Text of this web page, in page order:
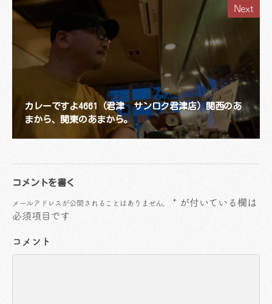
Next
カレーですよ4661（君津 サンロク君津店）関西のあ
まから、関東のあまから。
コメントを書く
メールアドレスが公開されることはありません。 * が付いている欄は
必須項目です
コメント